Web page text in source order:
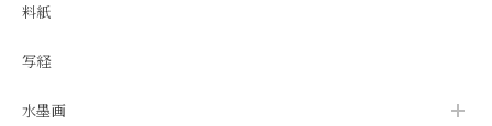
料紙
写経
水墨画